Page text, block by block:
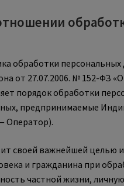
обработки
от 27.07.2006. № 152-ФЗ
порядок обработки
предпринимаемые
Оператор).
своей важнейшей целью
и гражданина при
частной жизни,